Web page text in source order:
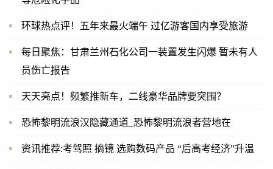
环球热点评！五年来最火端午 过亿游客国内享受旅游
每日聚焦：甘肃兰州石化公司一装置发生闪爆 暂未有人
员伤亡报告
天天亮点！频繁推新车，二线豪华品牌要突围？
恐怖黎明流浪汉隐藏通道_恐怖黎明流浪者营地在
资讯推荐:考驾照 摘镜 选购数码产品 “后高考经济”升温